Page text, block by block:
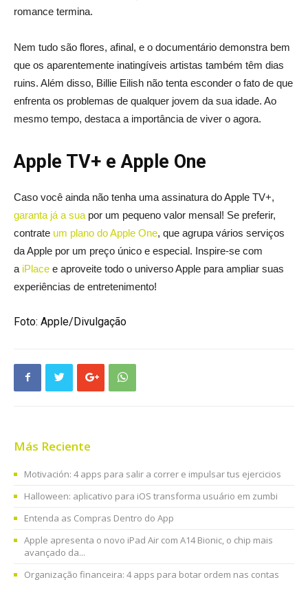
romance termina.
Nem tudo são flores, afinal, e o documentário demonstra bem
que os aparentemente inatingíveis artistas também têm dias
ruins. Além disso, Billie Eilish não tenta esconder o fato de que
enfrenta os problemas de qualquer jovem da sua idade. Ao
mesmo tempo, destaca a importância de viver o agora.
Apple TV+ e Apple One
Caso você ainda não tenha uma assinatura do Apple TV+,
garanta já a sua por um pequeno valor mensal! Se preferir,
contrate um plano do Apple One, que agrupa vários serviços
da Apple por um preço único e especial. Inspire-se com
a iPlace e aproveite todo o universo Apple para ampliar suas
experiências de entretenimento!
Foto: Apple/Divulgação
Más Reciente
Motivación: 4 apps para salir a correr e impulsar tus ejercicios
Halloween: aplicativo para iOS transforma usuário em zumbi
Entenda as Compras Dentro do App
Apple apresenta o novo iPad Air com A14 Bionic, o chip mais
avançado da...
Organização financeira: 4 apps para botar ordem nas contas